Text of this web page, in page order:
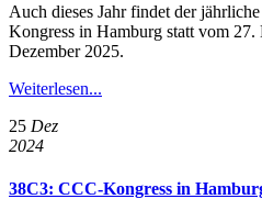
Auch dieses Jahr findet der
Kongress in Hamburg statt vom 27.
Dezember 2025.
Weiterlesen...
25 Dez
2024
38C3: CCC-Kongress in